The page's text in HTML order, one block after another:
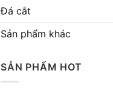
Đá cắt
Sản phẩm khác
SẢN PHẨM HOT